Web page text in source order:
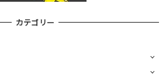
カテゴリー